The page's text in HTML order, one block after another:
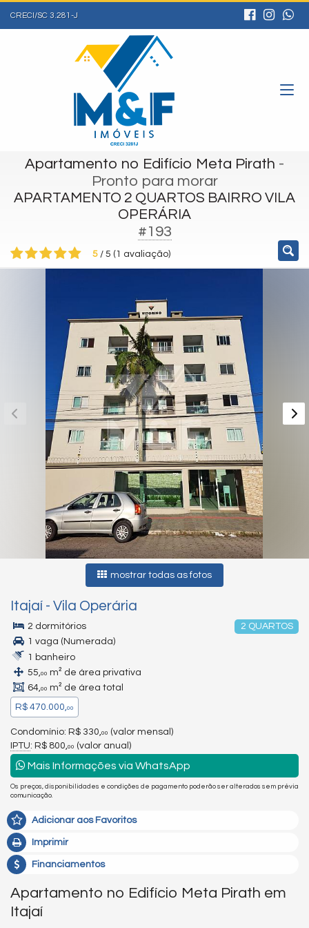
CRECI/SC 3.281-J
Apartamento no Edifício Meta Pirath -
Pronto para morar
APARTAMENTO 2 QUARTOS BAIRRO VILA
OPERÁRIA
#193
5 / 5 ( 1 avaliação)
mostrar todas as fotos
Itajaí - Vila Operária
2 QUARTOS
2 dormitórios
1 vaga (Numerada)
1 banheiro
55,00 m² de área privativa
64,00 m² de área total
R$ 470.000,00
Condomínio: R$ 330, 00 (valor mensal)
IPTU: R$ 800, 00 (valor anual)
Mais Informações via WhatsApp
Os preços, disponibilidades e condições de pagamento poderão ser alterados sem prévia
comunicação.
Adicionar aos Favoritos
Imprimir
Financiamentos
Apartamento no Edifício Meta Pirath em
Itajaí